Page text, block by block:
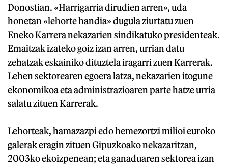
Donostian. «Harrigarria dirudien arren», uda
honetan «lehorte handia» dugula ziurtatu zuen
Eneko Karrera nekazarien sindikatuko presidenteak.
Emaitzak izateko goiz izan arren, urrian datu
zehatzak eskainiko dituztela iragarri zuen Karrerak.
Lehen sektorearen egoera latza, nekazarien itogune
ekonomikoa eta administrazioaren parte hatze urria
salatu zituen Karrerak.
Lehorteak, hamazazpi edo hemezortzi milioi euroko
galerak eragin zituen Gipuzkoako nekazaritzan,
2003ko ekoizpenean; eta ganaduaren sektorea izan